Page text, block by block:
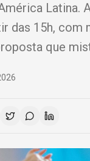
Latina.
das 15h, com
que